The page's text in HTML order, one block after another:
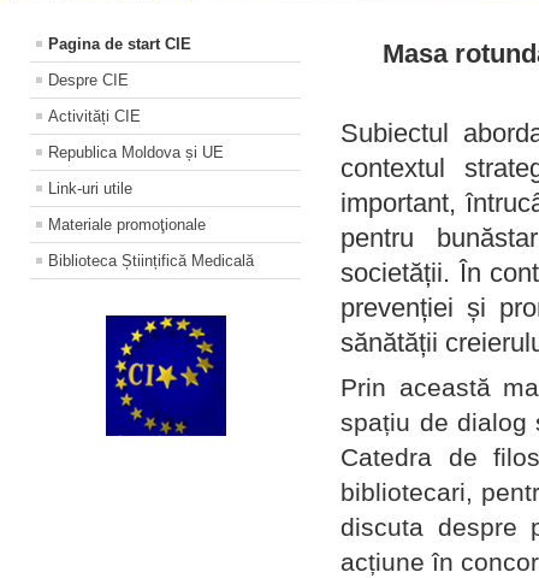
Pagina de start CIE
Despre CIE
Activități CIE
Republica Moldova și UE
Link-uri utile
Materiale promoţionale
Biblioteca Științifică Medicală
Masa
Subiectul
contextul
important,
pentru
societății. În
prevenției și
sănătății
Prin această
spațiu de dialog
Catedra de
bibliotecari,
discuta despre
acțiune în